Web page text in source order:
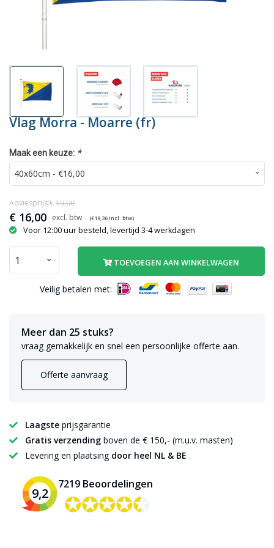
Vlag Morra - Moarre (fr)
Maak een keuze: *
€ 16,00 (€19,36incl. btw)
Adviesprijs:€ 19,00
Voor 12:00 uur besteld, levertijd 3-4 werkdagen
TOEVOEGEN AAN WINKELWAGEN
Veilig betalen met:
Meer dan 25 stuks?
vraag gemakkelijk en snel een persoonlijke offerte aan.
Offerte aanvraag
Laagste prijsgarantie
Gratis verzending boven de € 150,- (m.u.v. masten)
Levering en plaatsing door heel NL & BE
9,2
7219 Beoordelingen
✪✪✪✪✪
✪✪✪✪✪